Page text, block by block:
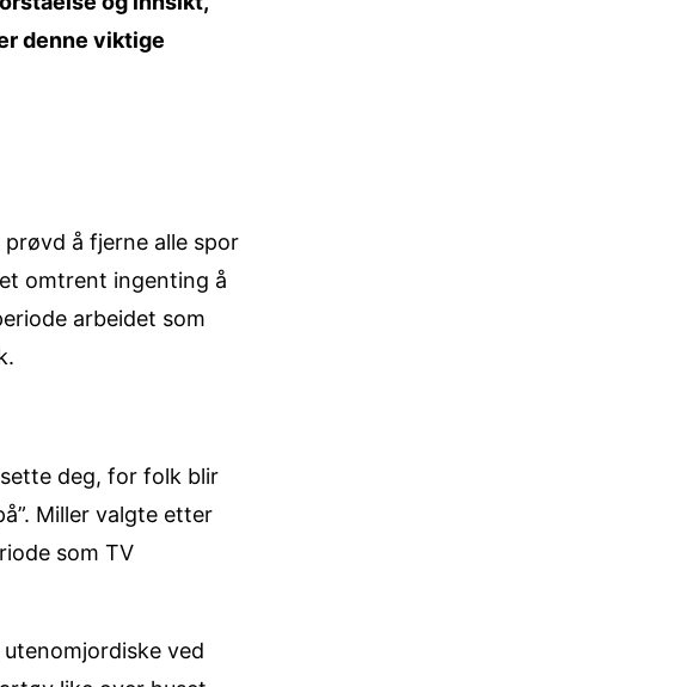
denne viktige
å fjerne alle spor
omtrent ingenting å
arbeidet som
deg, for folk blir
Miller valgte etter
som TV
ved